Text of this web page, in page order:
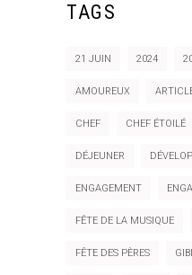
TAGS
21 JUIN 2024
AMOUREUX
CHEF CHEF ÉTOILÉ
DÉJEUNER
ENGAGEMENT
FÊTE DE LA MUSIQUE
FÊTE DES PÈRES